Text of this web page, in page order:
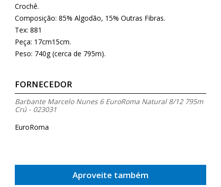
Crochê.
Composição: 85% Algodão, 15% Outras Fibras.
Tex: 881
Peça: 17cm15cm.
Peso: 740g (cerca de 795m).
FORNECEDOR
Barbante Marcelo Nunes 6 EuroRoma Natural 8/12 795m
Crú - 023031
EuroRoma
Aproveite também